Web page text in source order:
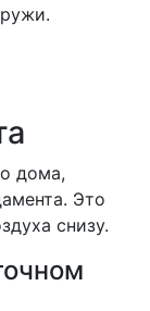
дома,
Это
снизу.